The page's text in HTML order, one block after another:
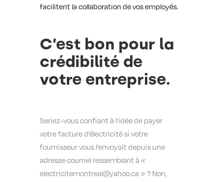
facilitent la collaboration de vos employés.
C’est bon pour la
crédibilité de
votre entreprise.
Seriez-vous confiant à l’idée de payer
votre facture d’électricité si votre
fournisseur vous l’envoyait depuis une
adresse courriel ressemblant à «
electricitemontreal@yahoo.ca » ? Non,